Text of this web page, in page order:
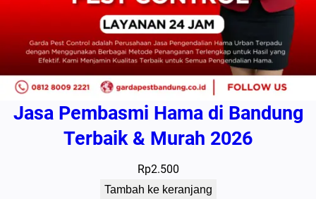
Jasa Pembasmi Hama di Bandung
Terbaik & Murah 2026
Rp2.500
Tambah ke keranjang